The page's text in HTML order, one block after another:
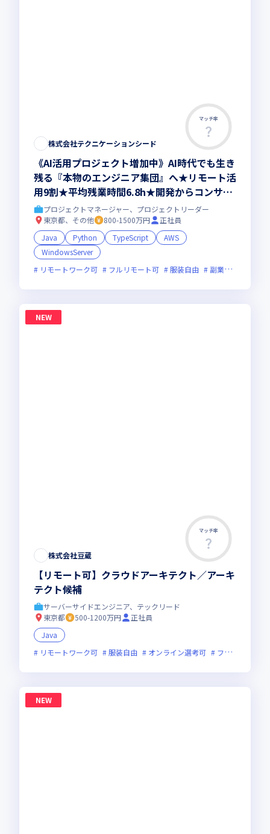
マッチ率
株式会社テクニケーションシード
《AI活用プロジェクト増加中》AI時代でも生き
残る『本物のエンジニア集団』へ★リモート活
用9割★平均残業時間6.8h★開発からコンサル
領域まで、一気通貫でキャリアを作りたいあな
たにオススメの環境です！
プロジェクトマネージャー、プロジェクトリーダー
東京都、その他
800-1500万円
正社員
Java
Python TypeScript
AWS
WindowsServer
リモートワーク可
フルリモート可 服装自由 副業可
NEW
マッチ率
株式会社豆蔵
【リモート可】クラウドアーキテクト／アーキ
テクト候補
サーバーサイドエンジニア、テックリード
東京都
500-1200万円
正社員
Java
リモートワーク可
服装自由 オンライン選考可 フレックス制度あり
NEW